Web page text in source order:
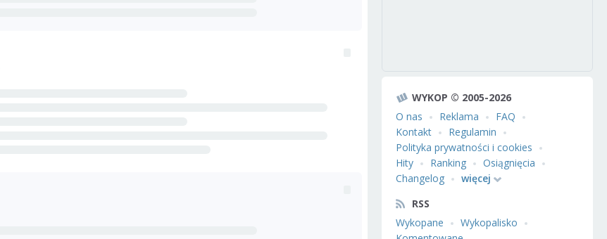
WYKOP © 2005-2026
O nas
Reklama
FAQ
Kontakt
Regulamin
Polityka prywatności i cookies
Hity
Ranking
Osiągnięcia
Changelog
więcej
RSS
Wykopane
Wykopalisko